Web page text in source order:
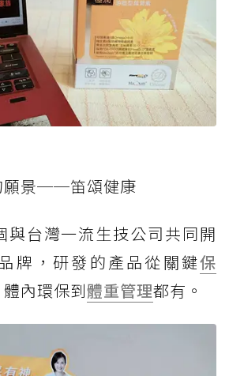
願景──笛頌健康
與台灣一流生技公司共同開
牌，研發的產品從關鍵保
內環保到體重管理都有。